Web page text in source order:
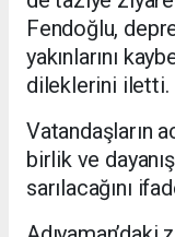
Fendoğlu,
yakınlarını
dileklerini iletti.
Vatandaşların
birlik ve
sarılacağını